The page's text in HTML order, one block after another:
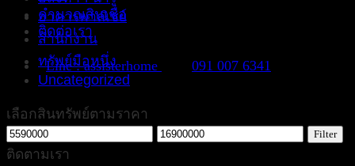
คำนวณสินเชื่อ
ติดต่อเรา
Line : assisterhome 091 007 6341
อาคารพาณิชย์
สำนักงาน
ทรัพย์มือหนึ่ง
Uncategorized
เลือกสินทรัพย์ตามราคา
Min
price
Max
Filter
ติดตามเรา